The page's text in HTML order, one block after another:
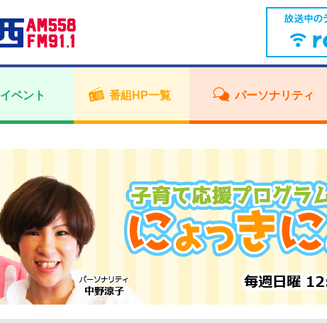
イベント 番組HP一覧 パーソナリティ